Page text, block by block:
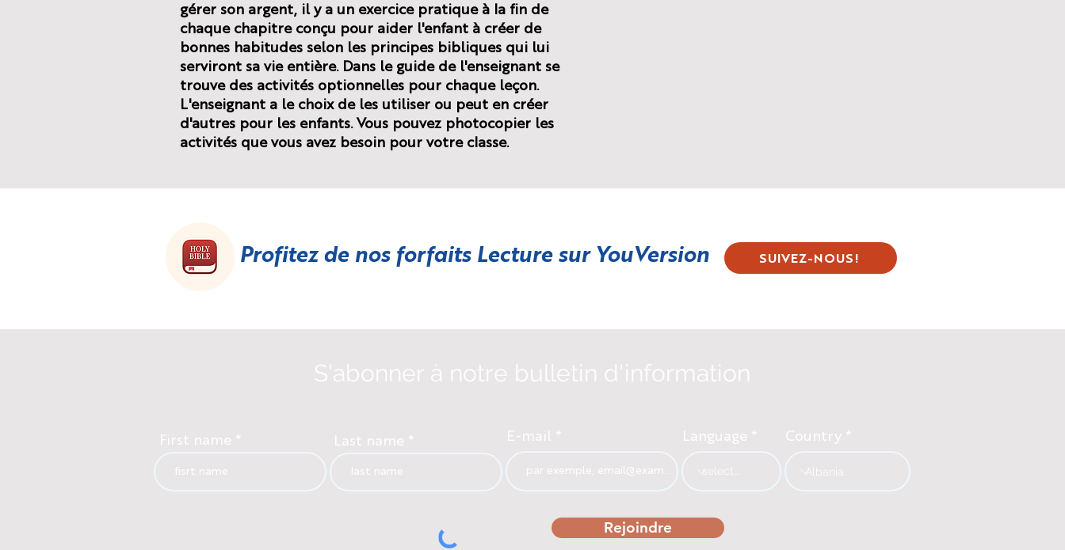
gérer son argent, il y a un exercice pratique à la fin de
chaque chapitre conçu pour aider l'enfant à créer de
bonnes habitudes selon les principes bibliques qui lui
serviront sa vie entière. Dans le guide de l'enseignant se
trouve des activités optionnelles pour chaque leçon.
L'enseignant a le choix de les utiliser ou peut en créer
d'autres pour les enfants. Vous pouvez photocopier les
activités que vous avez besoin pour votre classe.
Profitez de nos forfaits Lecture sur YouVersion SUIVEZ-NOUS!
S'abonner à notre bulletin d'information
First name Last name E-mail Language Country
Rejoindre